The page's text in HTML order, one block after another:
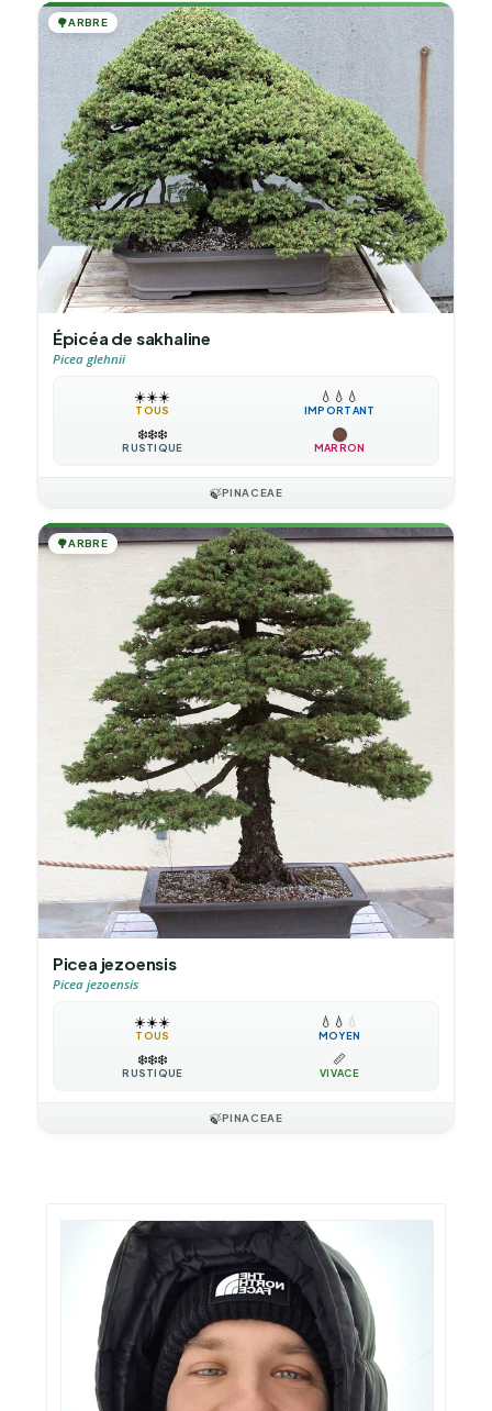
🌳ARBRE
Épicéa de sakhaline
Picea glehnii
☀️☀️☀️
TOUS
💧 💧 💧
IMPORTANT
❄️❄️❄️
RUSTIQUE MARRON
🍃PINACEAE
🌳ARBRE
Picea jezoensis
Picea jezoensis
☀️☀️☀️
TOUS
💧 💧 💧
MOYEN
❄️❄️❄️
RUSTIQUE
📏
VIVACE
🍃PINACEAE